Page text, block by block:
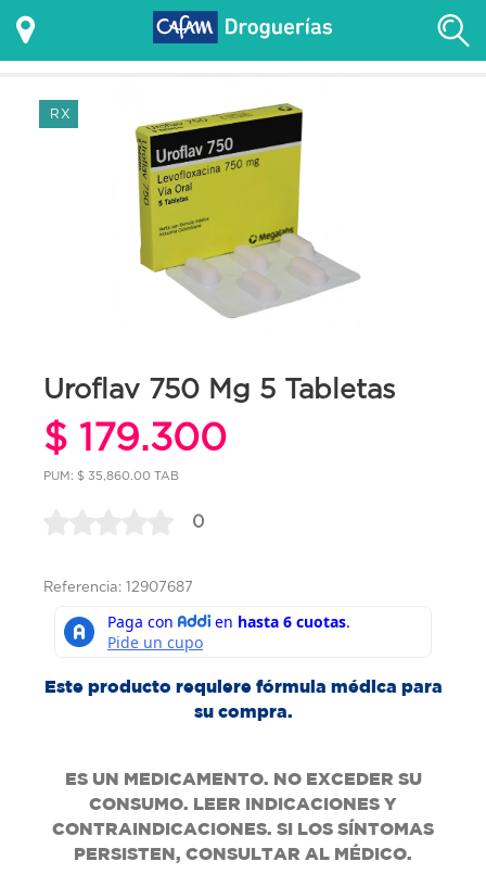
RX
Uroflav 750 Mg 5 Tabletas
$ 179.300
PUM: $ 35,860.00 TAB
0
Referencia: 12907687
Este producto requiere fórmula médica para
su compra.
ES UN MEDICAMENTO. NO EXCEDER SU
CONSUMO. LEER INDICACIONES Y
CONTRAINDICACIONES. SI LOS SÍNTOMAS
PERSISTEN, CONSULTAR AL MÉDICO.